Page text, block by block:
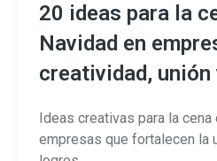
20 ideas para la
Navidad en
creatividad,
Ideas creativas para la cena
empresas que fortalecen la